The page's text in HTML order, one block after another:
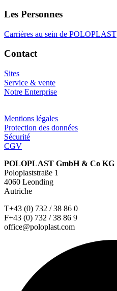
Les Personnes
Carrières au sein de POLOPLAST
Contact
Sites
Service & vente
Notre Enterprise
Mentions légales
Protection des données
Sécurité
CGV
POLOPLAST GmbH & Co KG
Poloplaststraße 1
4060 Leonding
Autriche
T+43 (0) 732 / 38 86 0
F+43 (0) 732 / 38 86 9
office@poloplast.com